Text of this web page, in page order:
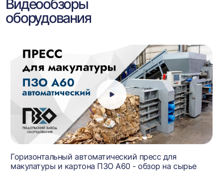
Видеообзоры
оборудования
Горизонтальный автоматический пресс для
макулатуры и картона ПЗО А60 - обзор на сырье